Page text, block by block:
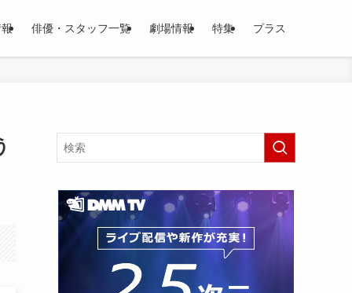
俳優・スタッフ一覧 劇場情報 特集 プラス